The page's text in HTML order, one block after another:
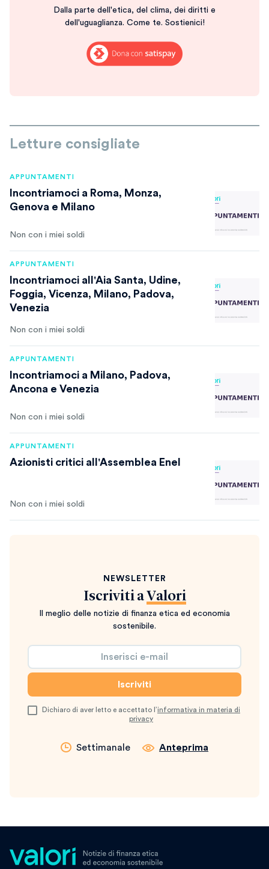
Dalla parte dell'etica, del clima, dei diritti e
dell'uguaglianza. Come te. Sostienici!
Letture consigliate
APPUNTAMENTI
Incontriamoci a Roma, Monza,
Genova e Milano
Non con i miei soldi
APPUNTAMENTI
Incontriamoci all'Aia Santa, Udine,
Foggia, Vicenza, Milano, Padova,
Venezia
Non con i miei soldi
APPUNTAMENTI
Incontriamoci a Milano, Padova,
Ancona e Venezia
Non con i miei soldi
APPUNTAMENTI
Azionisti critici all'Assemblea Enel
Non con i miei soldi
NEWSLETTER
Iscriviti a Valori
Il meglio delle notizie di finanza etica ed economia
sostenibile.
Dichiaro di aver letto e accettato l’informativa in materia di
privacy
Settimanale Anteprima